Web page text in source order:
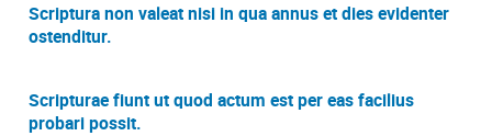
Scriptura non valeat nisi in qua annus et dies evidenter
ostenditur.
Scripturae fiunt ut quod actum est per eas facilius
probari possit.